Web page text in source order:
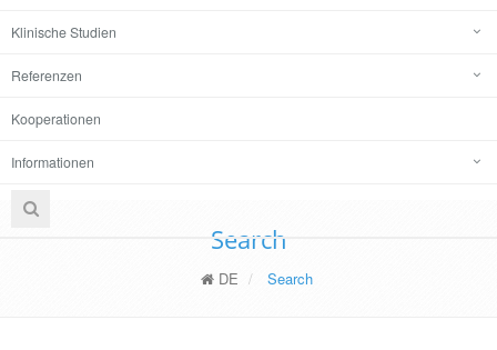
Klinische Studien
Referenzen
Kooperationen
Informationen
Search
DE Search